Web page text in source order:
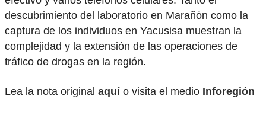
descubrimiento del laboratorio en Marañón como la
captura de los individuos en Yacusisa muestran la
complejidad y la extensión de las operaciones de
tráfico de drogas en la región.
Lea la nota original aquí o visita el medio Inforegión